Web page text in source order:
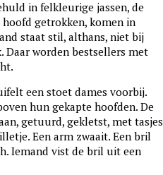
in felkleurige jassen, de
getrokken, komen in
staat stil, althans, niet bij
Daar worden bestsellers met
een stoet dames voorbij.
hun gekapte hoofden. De
getuurd, gekletst, met tasjes
Een arm zwaait. Een bril
Iemand vist de bril uit een